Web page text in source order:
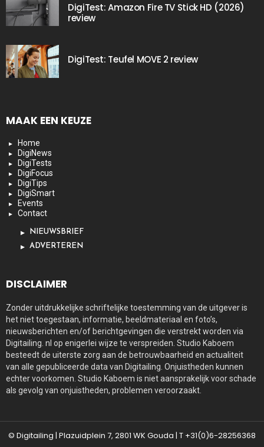
DigiTest: Amazon Fire TV Stick HD (2026)
review
DigiTest: Teufel MOVE 2 review
MAAK EEN KEUZE
Home
DigiNews
DigiTests
DigiFocus
DigiTips
DigiSmart
Events
Contact
NIEUWSBRIEF
ADVERTEREN
DISCLAIMER
Zonder uitdrukkelijke schriftelijke toestemming van de uitgever is
het niet toegestaan, informatie, beeldmateriaal en foto’s,
nieuwsberichten en/of berichtgevingen die verstrekt worden via
Digitailing. nl op enigerlei wijze te verspreiden. Studio Kaboem
besteedt de uiterste zorg aan de betrouwbaarheid en actualiteit
van alle gepubliceerde data van Digitailing. Onjuistheden kunnen
echter voorkomen. Studio Kaboem is niet aansprakelijk voor schade
als gevolg van onjuistheden, problemen veroorzaakt.
© Digitailing | Plazuidplein 7, 2801 WK Gouda | T +31(0)6-28256368